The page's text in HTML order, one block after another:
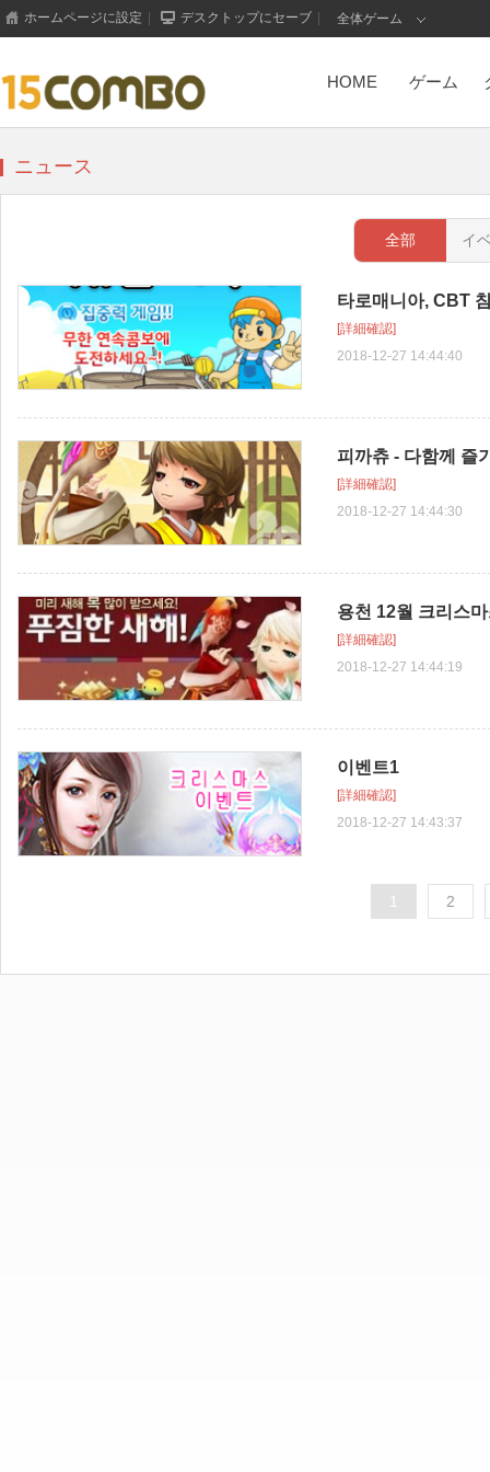
ホームページに設定 デスクトップにセーブ 全体ゲーム
HOME ゲーム
ニュース
全部 イ
H5 Game
타로매니아, CBT
[詳細確認]
2018-12-27 14:44:40
H5 Game
피까츄 - 다함께 즐
[詳細確認]
2018-12-27 14:44:30
H5 Game
용천 12월 크리스
[詳細確認]
2018-12-27 14:44:19
H5 Game
이벤트1
[詳細確認]
2018-12-27 14:43:37
1 2
もっと見る+